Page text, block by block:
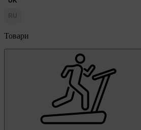
RU
Товари